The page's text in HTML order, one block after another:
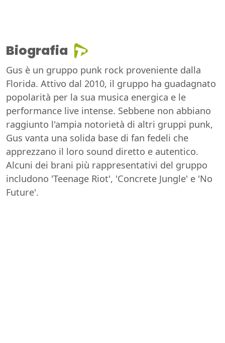
Biografia
Gus è un gruppo punk rock proveniente dalla
Florida. Attivo dal 2010, il gruppo ha guadagnato
popolarità per la sua musica energica e le
performance live intense. Sebbene non abbiano
raggiunto l'ampia notorietà di altri gruppi punk,
Gus vanta una solida base di fan fedeli che
apprezzano il loro sound diretto e autentico.
Alcuni dei brani più rappresentativi del gruppo
includono 'Teenage Riot', 'Concrete Jungle' e 'No
Future'.